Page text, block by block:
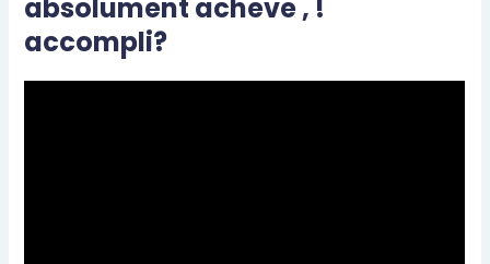
absolument acheve , !
accompli?